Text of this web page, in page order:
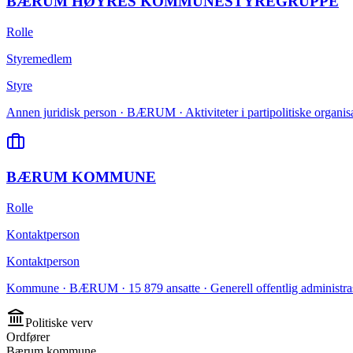
Rolle
Styremedlem
Styre
Annen juridisk person · BÆRUM · Aktiviteter i partipolitiske
BÆRUM KOMMUNE
Rolle
Kontaktperson
Kontaktperson
Kommune · BÆRUM · 15 879 ansatte · Generell offentlig
Politiske verv
Ordfører